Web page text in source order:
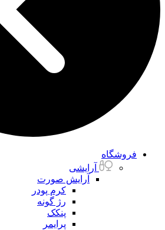
فروشگاه
آرایشی
آرایش صورت
کرم پودر
رژ گونه
پنکک
پرایمر